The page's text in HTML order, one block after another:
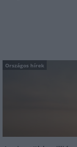
Országos hírek